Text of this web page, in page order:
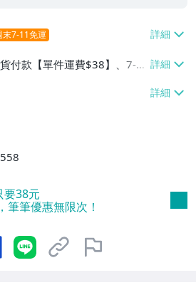
末7-11免運
付款【單件運費$38】、7-EL
款【單件運費$38】、萊爾富
件運費$60】
要38元
筆筆優惠無限次！